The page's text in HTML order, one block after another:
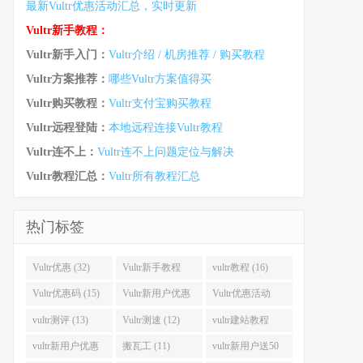
最新Vultr优惠活动汇总，实时更新
Vultr新手教程：
Vultr新手入门： Vultr介绍 / 机房推荐 / 购买教程
Vultr方案推荐： 哪些Vultr方案值得买
Vultr购买教程： Vultr支付宝购买教程
Vultr远程登陆： 本地远程连接Vultr教程
Vultr连不上： Vultr连不上问题定位与解决
Vultr教程汇总： Vultr所有教程汇总
热门标签
Vultr优惠 (32) Vultr新手教程
(16)
vultr教程 (16)
Vultr优惠码 (15) Vultr新用户优惠
(14)
Vultr优惠活动
(13)
vultr测评 (13) Vultr测速 (12) vultr建站教程
(12)
vultr新用户优惠 搬瓦工 (11) vultr新用户送50